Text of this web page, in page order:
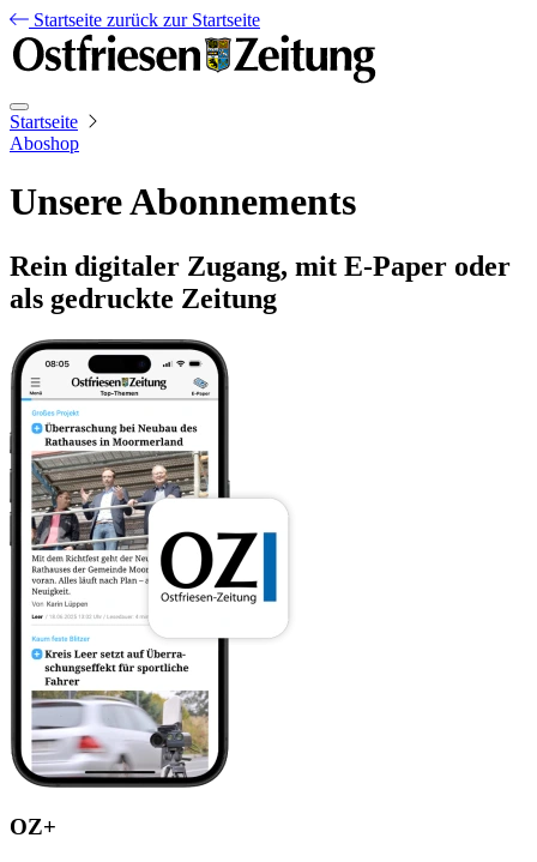
Startseite zurück zur Startseite
Startseite
Aboshop
Unsere Abonnements
Rein digitaler Zugang, mit E-Paper oder
als gedruckte Zeitung
OZ+